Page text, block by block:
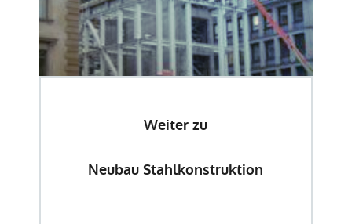
Weiter zu
Neubau Stahlkonstruktion